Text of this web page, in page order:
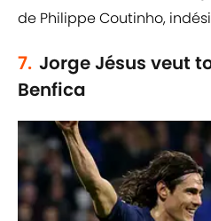
de Philippe Coutinho,
7. Jorge Jésus veut
Benfica